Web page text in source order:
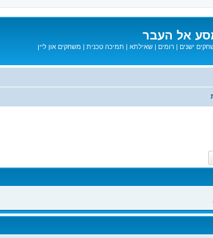
אל העבר
ישנים | רומים | שאילתא | תמיכה טכנית | משחקים און ליין